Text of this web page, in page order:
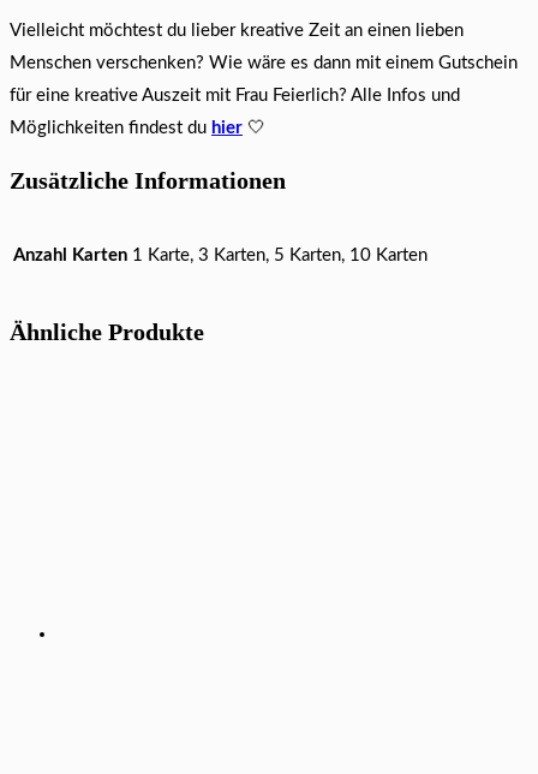
Vielleicht möchtest du lieber kreative Zeit an einen lieben
Menschen verschenken? Wie wäre es dann mit einem Gutschein
für eine kreative Auszeit mit Frau Feierlich? Alle Infos und
Möglichkeiten findest du hier 🤍
Zusätzliche Informationen
Anzahl Karten 1 Karte, 3 Karten, 5 Karten, 10 Karten
Ähnliche Produkte